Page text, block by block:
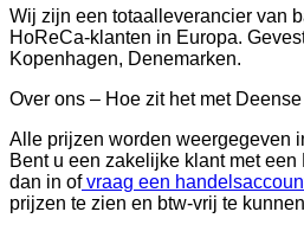
Wij zijn een totaalleverancier van
HoReCa-klanten in Europa.
Kopenhagen, Denemarken.
Over ons – Hoe zit het met
Alle prijzen worden weergegeven
Bent u een zakelijke klant met
dan in ofvraag een
prijzen te zien en btw-vrij te